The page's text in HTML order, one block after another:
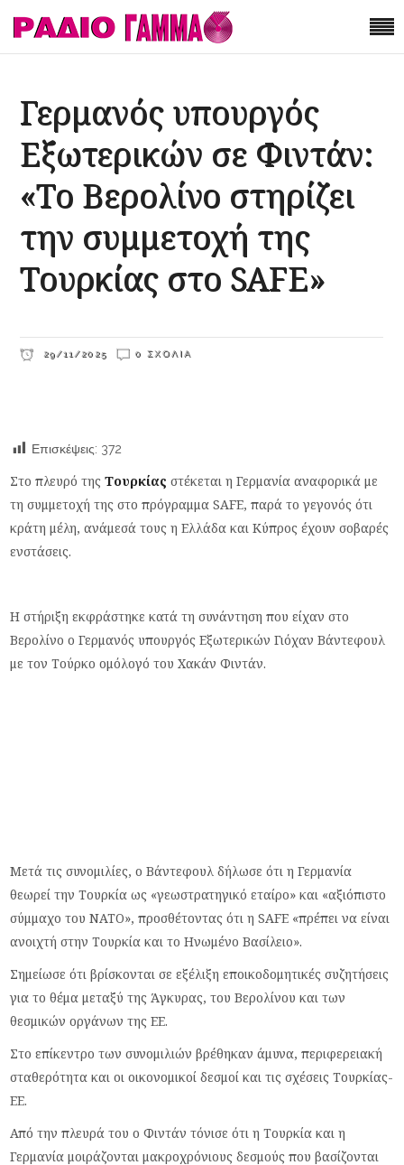
Γερμανός υπουργός
Εξωτερικών σε Φιντάν:
«Το Βερολίνο στηρίζει
την συμμετοχή της
Τουρκίας στο SAFE»
29/11/2025 0 ΣΧΌΛΙΑ
Επισκέψεις: 372
Στο πλευρό τηςΤουρκίας στέκεται η Γερμανία αναφορικά με
τη συμμετοχή της στο πρόγραμμα SAFE, παρά το γεγονός ότι
κράτη μέλη, ανάμεσά τους η Ελλάδα και Κύπρος έχουν σοβαρές
ενστάσεις.
Η στήριξη εκφράστηκε κατά τη συνάντηση που είχαν στο
Βερολίνο ο Γερμανός υπουργός Εξωτερικών Γιόχαν Βάντεφουλ
με τον Τούρκο ομόλογό του Χακάν Φιντάν.
Μετά τις συνομιλίες, ο Βάντεφουλ δήλωσε ότι η Γερμανία
θεωρεί την Τουρκία ως «γεωστρατηγικό εταίρο» και «αξιόπιστο
σύμμαχο του ΝΑΤΟ», προσθέτοντας ότι η SAFE «πρέπει να είναι
ανοιχτή στην Τουρκία και το Ηνωμένο Βασίλειο».
Σημείωσε ότι βρίσκονται σε εξέλιξη εποικοδομητικές συζητήσεις
για το θέμα μεταξύ της Άγκυρας, του Βερολίνου και των
θεσμικών οργάνων της ΕΕ.
Στο επίκεντρο των συνομιλιών βρέθηκαν άμυνα, περιφερειακή
σταθερότητα και οι οικονομικοί δεσμοί και τις σχέσεις Τουρκίας-
ΕΕ.
Από την πλευρά του ο Φιντάν τόνισε ότι η Τουρκία και η
Γερμανία μοιράζονται μακροχρόνιους δεσμούς που βασίζονται